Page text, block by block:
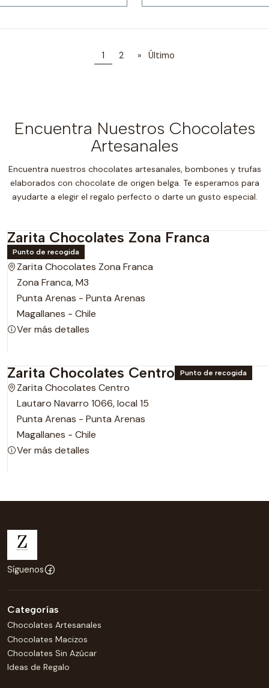
1 2 » Último
Encuentra Nuestros Chocolates
Artesanales
Encuentra nuestros chocolates artesanales, bombones y trufas
elaborados con chocolate de origen belga. Te esperamos para
ayudarte a elegir el regalo perfecto o darte un gusto especial.
Zarita Chocolates Zona Franca
Punto de recogida
Zarita Chocolates Zona Franca
Zona Franca, M3
Punta Arenas - Punta Arenas
Magallanes - Chile
Ver más detalles
Zarita Chocolates Centro Punto de recogida
Zarita Chocolates Centro
Lautaro Navarro 1066, local 15
Punta Arenas - Punta Arenas
Magallanes - Chile
Ver más detalles
Síguenos
Categorías
Chocolates Artesanales
Chocolates Macizos
Chocolates Sin Azúcar
Ideas de Regalo